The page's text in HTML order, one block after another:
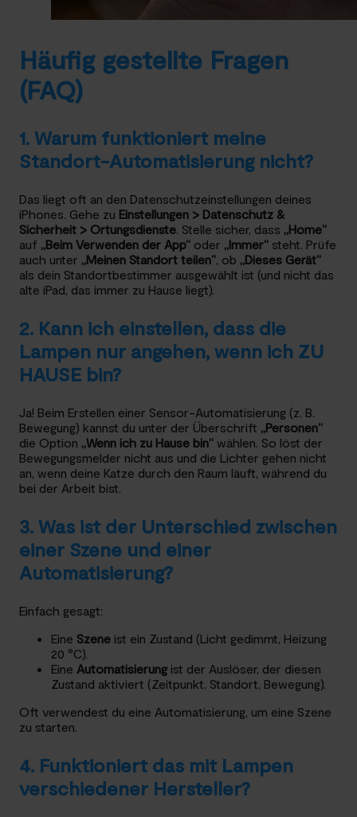
Häufig gestellte Fragen
(FAQ)
1. Warum funktioniert meine
Standort-Automatisierung nicht?
Das liegt oft an den Datenschutzeinstellungen deines
iPhones. Gehe zu Einstellungen > Datenschutz &
Sicherheit > Ortungsdienste . Stelle sicher, dass „Home“
auf „Beim Verwenden der App“ oder „Immer“ steht. Prüfe
auch unter „Meinen Standort teilen“ , ob „Dieses Gerät“
als dein Standortbestimmer ausgewählt ist (und nicht das
alte iPad, das immer zu Hause liegt).
2. Kann ich einstellen, dass die
Lampen nur angehen, wenn ich ZU
HAUSE bin?
Ja! Beim Erstellen einer Sensor-Automatisierung (z. B.
Bewegung) kannst du unter der Überschrift „Personen“
die Option „Wenn ich zu Hause bin“ wählen. So löst der
Bewegungsmelder nicht aus und die Lichter gehen nicht
an, wenn deine Katze durch den Raum läuft, während du
bei der Arbeit bist.
3. Was ist der Unterschied zwischen
einer Szene und einer
Automatisierung?
Einfach gesagt:
Eine Szene ist ein Zustand (Licht gedimmt, Heizung
20 °C).
Eine Automatisierung ist der Auslöser, der diesen
Zustand aktiviert (Zeitpunkt, Standort, Bewegung).
Oft verwendest du eine Automatisierung, um eine Szene
zu starten.
4. Funktioniert das mit Lampen
verschiedener Hersteller?